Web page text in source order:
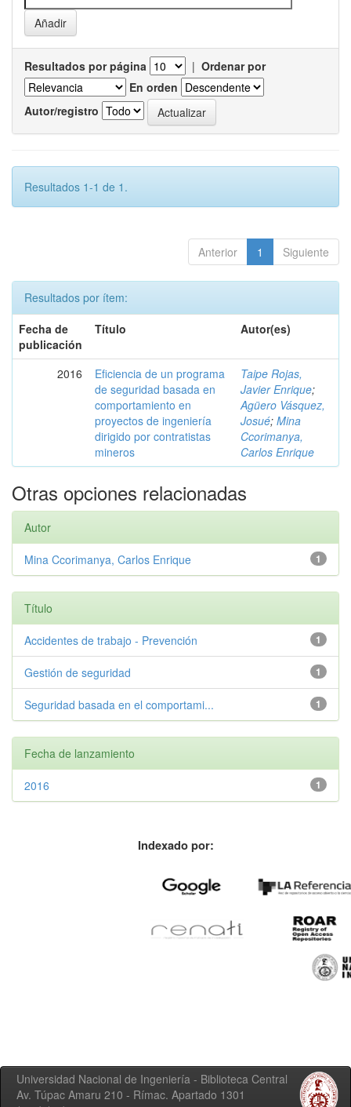
Resultados por página | Ordenar por
En orden
Autor/registro
Resultados 1-1 de 1.
Anterior 1 Siguiente
Resultados por ítem:
Fecha de
publicación
Título Autor(es)
2016
Eficiencia de un programa
de seguridad basada en
comportamiento en
proyectos de ingeniería
dirigido por contratistas
mineros
Taipe Rojas,
Javier Enrique;
Agüero Vásquez,
Josué; Mina
Ccorimanya,
Carlos Enrique
Otras opciones relacionadas
Autor
1
Mina Ccorimanya, Carlos Enrique
Título
1
Accidentes de trabajo - Prevención
1
Gestión de seguridad
1
Seguridad basada en el comportami...
Fecha de lanzamiento
1
2016
Indexado por:
Universidad Nacional de Ingeniería - Biblioteca Central
Av. Túpac Amaru 210 - Rímac. Apartado 1301